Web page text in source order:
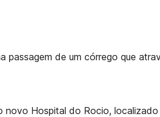
de um córrego que
Hospital do Rocio,